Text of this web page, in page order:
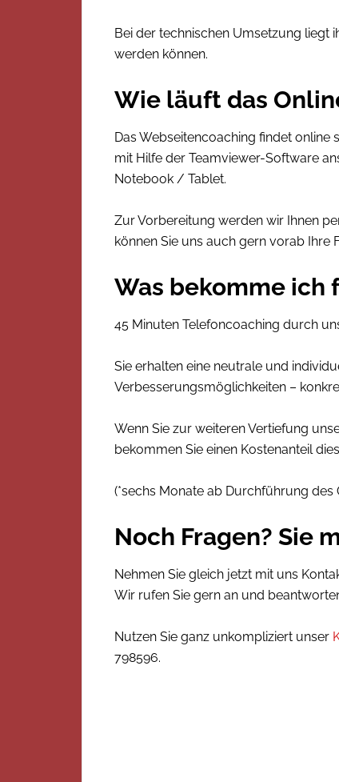
Bei der technischen Umsetzung liegt
werden können.
Wie läuft das
Das Webseitencoaching findet
mit Hilfe der Teamviewer-Software
Notebook / Tablet.
Zur Vorbereitung werden wir Ihnen
können Sie uns auch gern vorab Ihre
Was bekomme ich
45 Minuten Telefoncoaching durch
Sie erhalten eine neutrale und
Verbesserungsmöglichkeiten –
Wenn Sie zur weiteren Vertiefung
bekommen Sie einen Kostenanteil
(*sechs Monate ab Durchführung des
Noch Fragen? Sie
Nehmen Sie gleich jetzt mit uns
Wir rufen Sie gern an und
Nutzen Sie ganz unkompliziert unser
798596.